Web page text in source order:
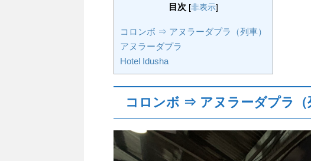
目次 [非表示]
コロンボ ⇒ アヌラーダプラ（列車）
アヌラーダプラ
Hotel Idusha
コロンボ ⇒ アヌラーダプラ（